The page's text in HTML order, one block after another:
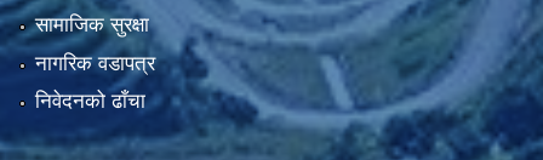
सामाजिक सुरक्षा
नागरिक वडापत्र
निवेदनको ढाँचा